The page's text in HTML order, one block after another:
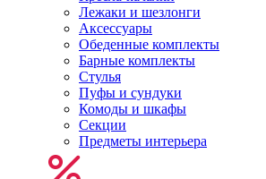
Лежаки и шезлонги
Аксессуары
Обеденные комплекты
Барные комплекты
Стулья
Пуфы и сундуки
Комоды и шкафы
Секции
Предметы интерьера